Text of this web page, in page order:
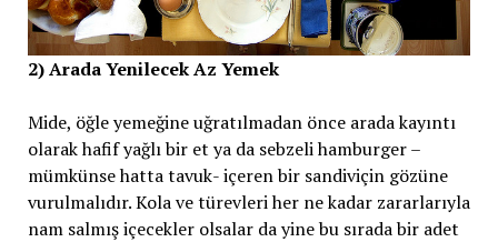
2) Arada Yenilecek Az Yemek
Mide, öğle yemeğine uğratılmadan önce arada kayıntı
olarak hafif yağlı bir et ya da sebzeli hamburger –
mümkünse hatta tavuk- içeren bir sandiviçin gözüne
vurulmalıdır. Kola ve türevleri her ne kadar zararlarıyla
nam salmış içecekler olsalar da yine bu sırada bir adet